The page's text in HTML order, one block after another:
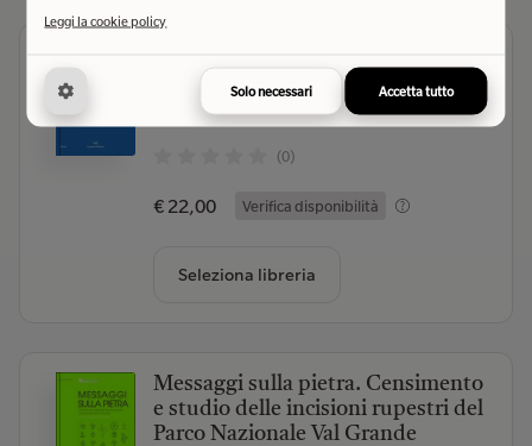
Brusasco Paolo- Autore
La nave di Teseo (2026)- Editore
(0)
€ 22,00 Verifica disponibilità
Seleziona libreria
Messaggi sulla pietra. Censimento
e studio delle incisioni rupestri del
Parco Nazionale Val Grande
Leggi la cookie policy
Solo necessari Accetta tutto